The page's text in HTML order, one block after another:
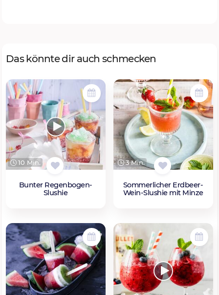
Das könnte dir auch schmecken
10 Min.
Bunter Regenbogen-
Slushie
3 Min.
Sommerlicher Erdbeer-
Wein-Slushie mit Minze